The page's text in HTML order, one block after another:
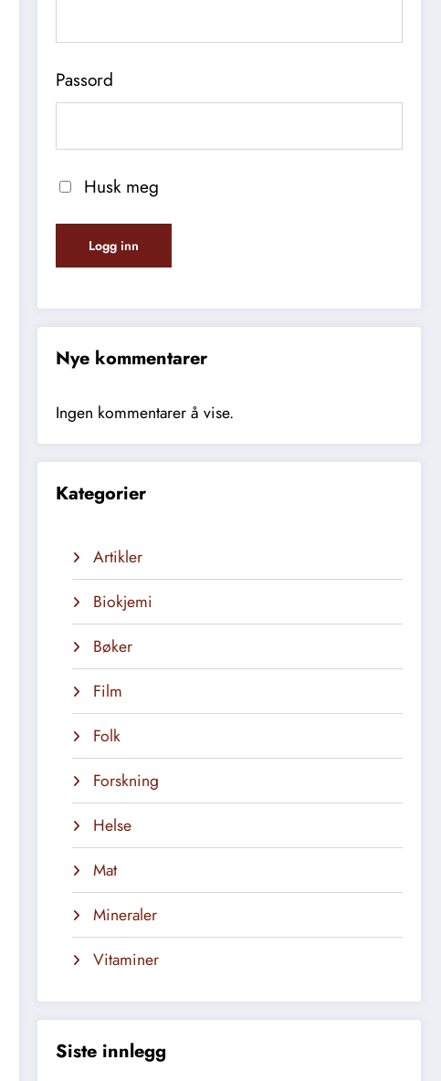
Passord
Husk meg
Nye kommentarer
Ingen kommentarer å vise.
Kategorier
Artikler
Biokjemi
Bøker
Film
Folk
Forskning
Helse
Mat
Mineraler
Vitaminer
Siste innlegg